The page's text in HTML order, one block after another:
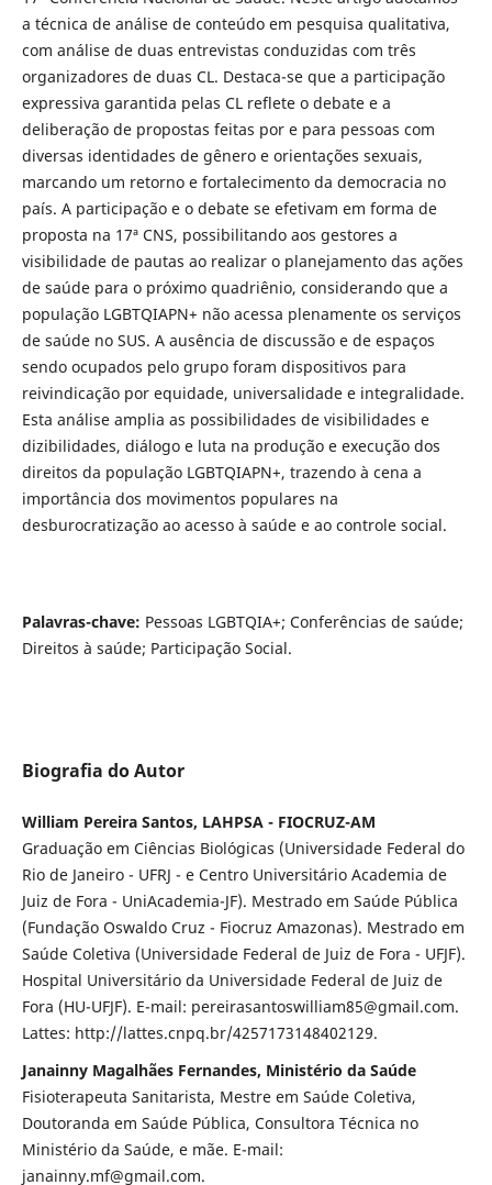
a técnica de análise de conteúdo em pesquisa qualitativa,
com análise de duas entrevistas conduzidas com três
organizadores de duas CL. Destaca-se que a participação
expressiva garantida pelas CL reflete o debate e a
deliberação de propostas feitas por e para pessoas com
diversas identidades de gênero e orientações sexuais,
marcando um retorno e fortalecimento da democracia no
país. A participação e o debate se efetivam em forma de
proposta na 17ª CNS, possibilitando aos gestores a
visibilidade de pautas ao realizar o planejamento das ações
de saúde para o próximo quadriênio, considerando que a
população LGBTQIAPN+ não acessa plenamente os serviços
de saúde no SUS. A ausência de discussão e de espaços
sendo ocupados pelo grupo foram dispositivos para
reivindicação por equidade, universalidade e integralidade.
Esta análise amplia as possibilidades de visibilidades e
dizibilidades, diálogo e luta na produção e execução dos
direitos da população LGBTQIAPN+, trazendo à cena a
importância dos movimentos populares na
desburocratização ao acesso à saúde e ao controle social.
Palavras-chave: Pessoas LGBTQIA+; Conferências de saúde;
Direitos à saúde; Participação Social.
Biografia do Autor
William Pereira Santos, LAHPSA - FIOCRUZ-AM
Graduação em Ciências Biológicas (Universidade Federal do
Rio de Janeiro - UFRJ - e Centro Universitário Academia de
Juiz de Fora - UniAcademia-JF). Mestrado em Saúde Pública
(Fundação Oswaldo Cruz - Fiocruz Amazonas). Mestrado em
Saúde Coletiva (Universidade Federal de Juiz de Fora - UFJF).
Hospital Universitário da Universidade Federal de Juiz de
Fora (HU-UFJF). E-mail: pereirasantoswilliam85@gmail.com.
Lattes: http://lattes.cnpq.br/4257173148402129.
Janainny Magalhães Fernandes, Ministério da Saúde
Fisioterapeuta Sanitarista, Mestre em Saúde Coletiva,
Doutoranda em Saúde Pública, Consultora Técnica no
Ministério da Saúde, e mãe. E-mail:
janainny.mf@gmail.com.